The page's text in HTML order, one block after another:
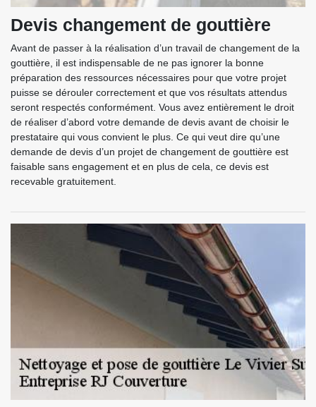
Devis changement de gouttière
Avant de passer à la réalisation d’un travail de changement de la
gouttière, il est indispensable de ne pas ignorer la bonne
préparation des ressources nécessaires pour que votre projet
puisse se dérouler correctement et que vos résultats attendus
seront respectés conformément. Vous avez entièrement le droit
de réaliser d’abord votre demande de devis avant de choisir le
prestataire qui vous convient le plus. Ce qui veut dire qu’une
demande de devis d’un projet de changement de gouttière est
faisable sans engagement et en plus de cela, ce devis est
recevable gratuitement.